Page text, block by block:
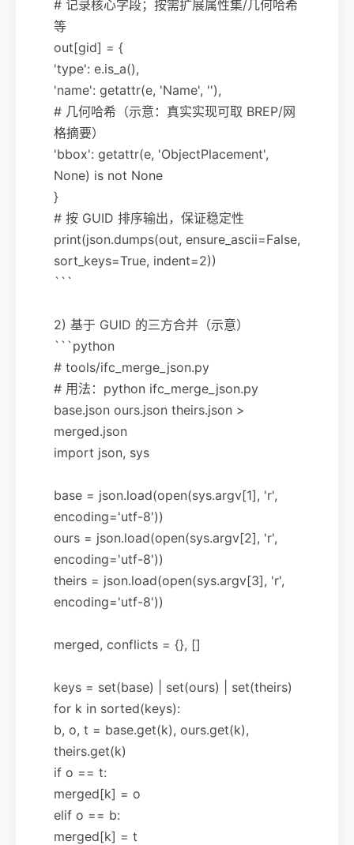
# 记录核心字段；按需扩展属性集/几何哈希
等
out[gid] = {
'type': e.is_a(),
'name': getattr(e, 'Name', ''),
# 几何哈希（示意：真实实现可取 BREP/网
格摘要）
'bbox': getattr(e, 'ObjectPlacement',
None) is not None
}
# 按 GUID 排序输出，保证稳定性
print(json.dumps(out, ensure_ascii=False,
sort_keys=True, indent=2))
```
2) 基于 GUID 的三方合并（示意）
```python
# tools/ifc_merge_json.py
# 用法：python ifc_merge_json.py
base.json ours.json theirs.json >
merged.json
import json, sys
base = json.load(open(sys.argv[1], 'r',
encoding='utf-8'))
ours = json.load(open(sys.argv[2], 'r',
encoding='utf-8'))
theirs = json.load(open(sys.argv[3], 'r',
encoding='utf-8'))
merged, conflicts = {}, []
keys = set(base) | set(ours) | set(theirs)
for k in sorted(keys):
b, o, t = base.get(k), ours.get(k),
theirs.get(k)
if o == t:
merged[k] = o
elif o == b:
merged[k] = t